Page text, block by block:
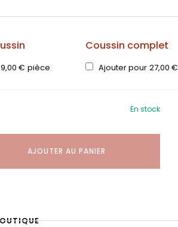
€ pièce
Coussin complet
Ajouter pour 27,00€
En stock
AJOUTER AU PANIER